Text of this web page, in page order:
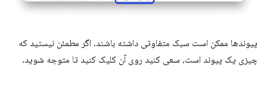
پیوندها ممکن است سبک متفاوتی داشته باشند. اگر مطمئن نیستید که
چیزی یک پیوند است، سعی کنید روی آن کلیک کنید تا متوجه شوید.